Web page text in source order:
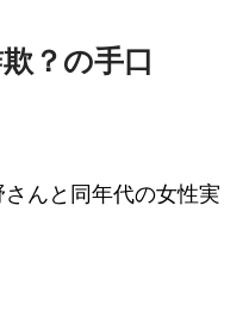
？の手口
んと同年代の女性実